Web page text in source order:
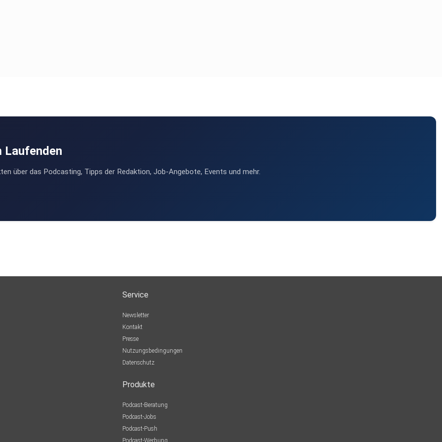
Laufenden
über das Podcasting, Tipps der Redaktion, Job-Angebote, Events und mehr.
Service
Newsletter
Kontakt
Presse
Nutzungsbedingungen
Datenschutz
Produkte
Podcast-Beratung
Podcast-Jobs
Podcast-Push
Podcast-Werbung